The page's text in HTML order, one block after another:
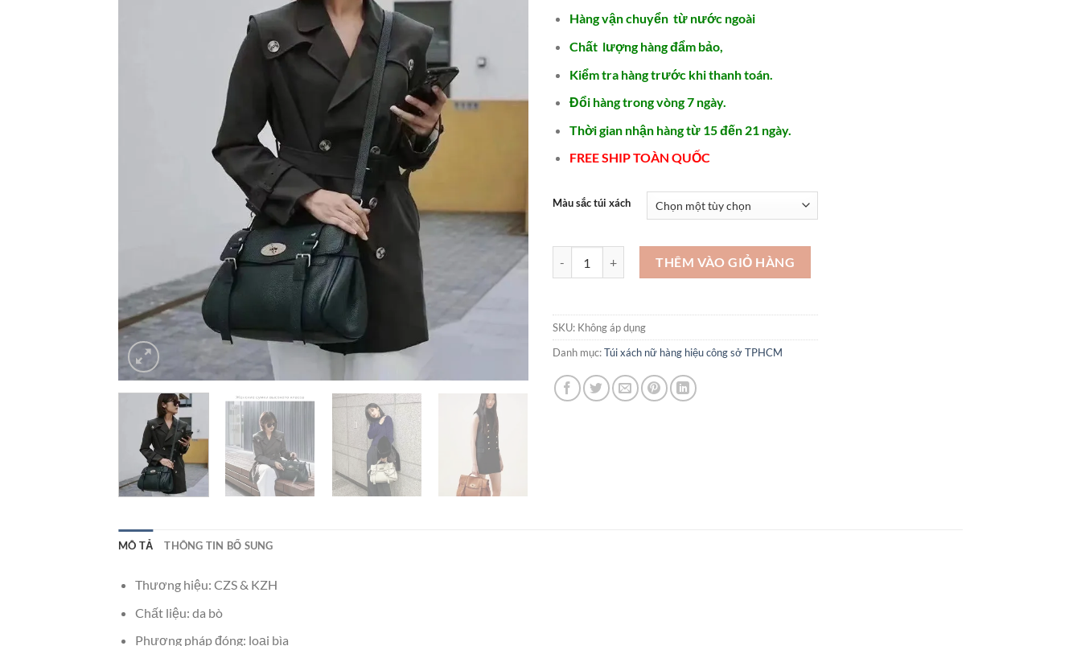
Hàng vận chuyển từ nước ngoài
Chất lượng hàng đẩm bảo,
Kiểm tra hàng trước khi thanh toán.
Đổi hàng trong vòng 7 ngày.
Thời gian nhận hàng từ 15 đến 21 ngày.
FREE SHIP TOÀN QUỐC
Màu sắc túi xách
Túi xách nữ da mềm hàng hiệu cao cấp thời trang - STX283 số lượng
THÊM VÀO GIỎ HÀNG
SKU: Không áp dụng
Danh mục:Túi xách nữ hàng hiệu công sở TPHCM
MÔ TẢ THÔNG TIN BỔ SUNG
Thương hiệu: CZS & KZH
Chất liệu: da bò
Phương pháp đóng: loại bìa